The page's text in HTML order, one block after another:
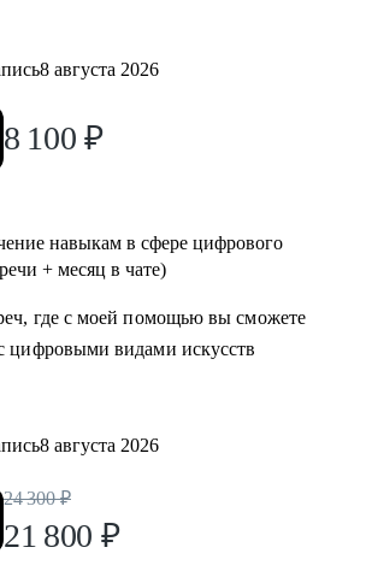
8 августа 2026
8 100 ₽
навыкам в сфере цифрового
+ месяц в чате)
где с моей помощью вы сможете
цифровыми видами искусств
8 августа 2026
24 300 ₽
21 800 ₽